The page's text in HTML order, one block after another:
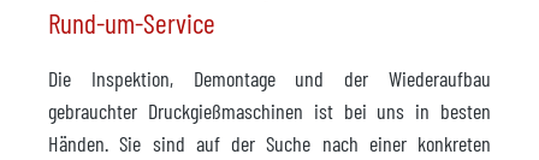
Rund-um-Service
Die Inspektion, Demontage und der Wiederaufbau
gebrauchter Druckgießmaschinen ist bei uns in besten
Händen. Sie sind auf der Suche nach einer konkreten